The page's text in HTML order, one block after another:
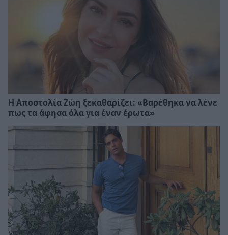
Η Αποστολία Ζώη ξεκαθαρίζει: «Βαρέθηκα να λένε
πως τα άφησα όλα για έναν έρωτα»